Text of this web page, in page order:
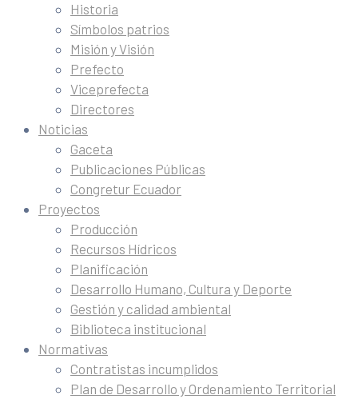
Historia
Símbolos patrios
Misión y Visión
Prefecto
Viceprefecta
Directores
Noticias
Gaceta
Publicaciones Públicas
Congretur Ecuador
Proyectos
Producción
Recursos Hídricos
Planificación
Desarrollo Humano, Cultura y Deporte
Gestión y calidad ambiental
Biblioteca institucional
Normativas
Contratistas incumplidos
Plan de Desarrollo y Ordenamiento Territorial